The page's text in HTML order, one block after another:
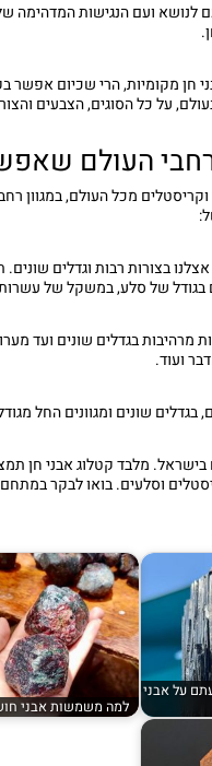
לנושא ועם הנגישות המדהימה
חן מקומיות, הרי שכיום
על כל הסוגים, הצבעים
העולם
מכל העולם, במגוון
בצורות רבות וגדלים שונים.
בגודל של סלע, במשקל של
מרהיבות בגדלים שונים ועד
ועוד.
שונים ומגוונים החל
מלבד קטלוג אבני חן
וסלעים. בואו לבקר
על אבני
למה משמשות אבני